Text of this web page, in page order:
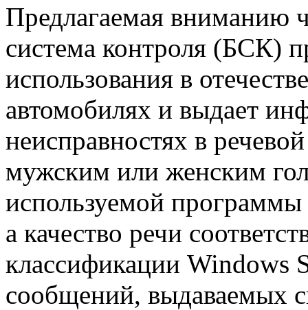
Предлагаемая вниманию
система контроля (БСК)
использования в
автомобилях и выдает
неисправностях в
мужским или женским
используемой
а качество речи
классификации Windows
сообщений, выдаваемых